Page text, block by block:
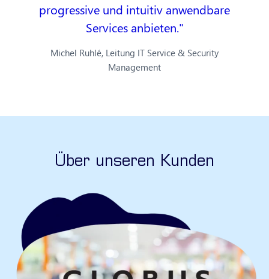
progressive und intuitiv anwendbare
Services anbieten.
Michel Ruhlé, Leitung IT Service & Security
Management
Über unseren Kunden